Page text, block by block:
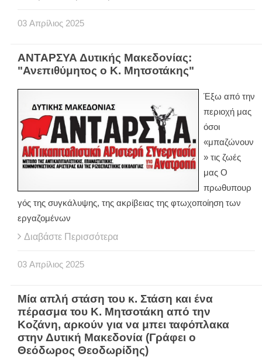
03 Απρίλιος 2025
ΑΝΤΑΡΣΥΑ Δυτικής Μακεδονίας:
"Ανεπιθύμητος ο Κ. Μητσοτάκης"
Έξω από την
περιοχή μας
όσοι
«μπαζώνουν
» τις ζωές
μας Ο
πρωθυπουρ
γός της συγκάλυψης, της ακρίβειας της φτωχοποίηση των
εργαζομένων
Διαβάστε Περισσότερα
03 Απρίλιος 2025
Μία απλή στάση του κ. Στάση και ένα
πέρασμα του Κ. Μητσοτάκη από την
Κοζάνη, αρκούν για να μπει ταφόπλακα
στην Δυτική Μακεδονία (Γράφει ο
Θεόδωρος Θεοδωρίδης)